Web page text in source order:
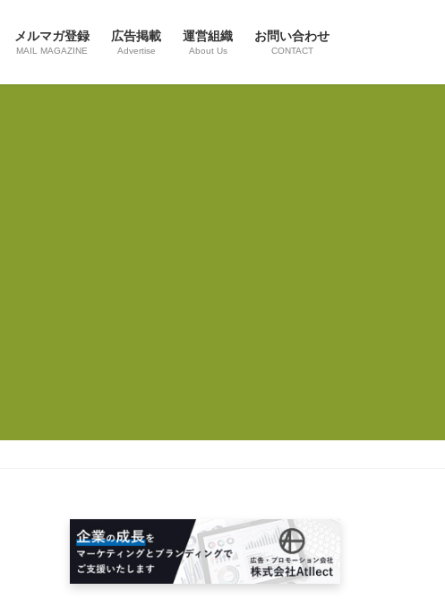
メルマガ登録
MAIL MAGAZINE
広告掲載
Advertise
運営組織
About Us
お問い合わせ
CONTACT